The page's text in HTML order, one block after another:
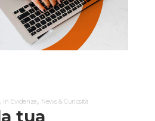
, In Evidenza, News & Curiosità
tua